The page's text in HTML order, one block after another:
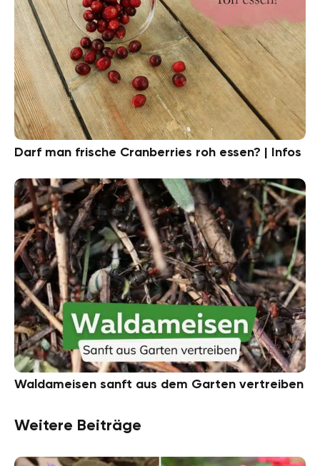
Darf man frische Cranberries roh essen? | Infos
Waldameisen sanft aus dem Garten vertreiben
Weitere Beiträge